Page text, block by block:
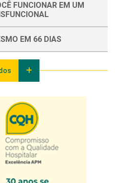
FUNCIONAR EM UM
EM 66 DIAS